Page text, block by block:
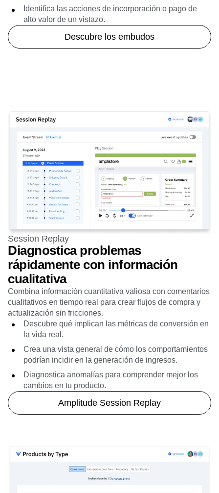
Identifica las acciones de incorporación o pago de
alto valor de un vistazo.
Descubre los embudos
Session Replay
Diagnostica problemas
rápidamente con información
cualitativa
Combina información cuantitativa valiosa con comentarios
cualitativos en tiempo real para crear flujos de compra y
actualización sin fricciones.
Descubre qué implican las métricas de conversión en
la vida real.
Crea una vista general de cómo los comportamientos
podrían incidir en la generación de ingresos.
Diagnostica anomalías para comprender mejor los
cambios en tu producto.
Amplitude Session Replay